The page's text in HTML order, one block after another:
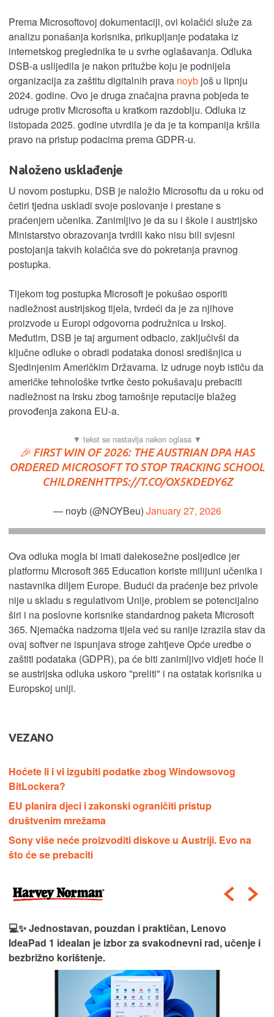
Prema Microsoftovoj dokumentaciji, ovi kolačići služe za
analizu ponašanja korisnika, prikupljanje podataka iz
internetskog preglednika te u svrhe oglašavanja. Odluka
DSB-a uslijedila je nakon pritužbe koju je podnijela
organizacija za zaštitu digitalnih prava noyb još u lipnju
2024. godine. Ovo je druga značajna pravna pobjeda te
udruge protiv Microsofta u kratkom razdoblju. Odluka iz
listopada 2025. godine utvrdila je da je ta kompanija kršila
pravo na pristup podacima prema GDPR-u.
Naloženo usklađenje
U novom postupku, DSB je naložio Microsoftu da u roku od
četiri tjedna uskladi svoje poslovanje i prestane s
praćenjem učenika. Zanimljivo je da su i škole i austrijsko
Ministarstvo obrazovanja tvrdili kako nisu bili svjesni
postojanja takvih kolačića sve do pokretanja pravnog
postupka.
Tijekom tog postupka Microsoft je pokušao osporiti
nadležnost austrijskog tijela, tvrdeći da je za njihove
proizvode u Europi odgovorna podružnica u Irskoj.
Međutim, DSB je taj argument odbacio, zaključivši da
ključne odluke o obradi podataka donosi središnjica u
Sjedinjenim Američkim Državama. Iz udruge noyb ističu da
američke tehnološke tvrtke često pokušavaju prebaciti
nadležnost na Irsku zbog tamošnje reputacije blažeg
provođenja zakona EU-a.
🎉 FIRST WIN OF 2026: THE AUSTRIAN DPA HAS
ORDERED MICROSOFT TO STOP TRACKING SCHOOL
CHILDRENHTTPS://T.CO/OX5KDEDY6Z
— noyb (@NOYBeu) January 27, 2026
Ova odluka mogla bi imati dalekosežne posljedice jer
platformu Microsoft 365 Education koriste milijuni učenika i
nastavnika diljem Europe. Budući da praćenje bez privole
nije u skladu s regulativom Unije, problem se potencijalno
širi i na poslovne korisnike standardnog paketa Microsoft
365. Njemačka nadzorna tijela već su ranije izrazila stav da
ovaj softver ne ispunjava stroge zahtjeve Opće uredbe o
zaštiti podataka (GDPR), pa će biti zanimljivo vidjeti hoće li
se austrijska odluka uskoro "preliti" i na ostatak korisnika u
Europskoj uniji.
VEZANO
Hoćete li i vi izgubiti podatke zbog Windowsovog
BitLockera?
EU planira djeci i zakonski ograničiti pristup
društvenim mrežama
Sony više neće proizvoditi diskove u Austriji. Evo na
što će se prebaciti
💻✨ Jednostavan, pouzdan i praktičan, Lenovo
IdeaPad 1 idealan je izbor za svakodnevni rad, učenje i
bezbrižno korištenje.